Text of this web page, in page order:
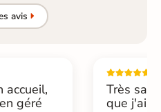
avis
accueil,
géré
Très
que j'ai